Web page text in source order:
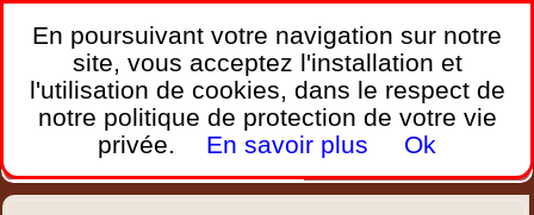
France Webcams,
Les webcams sur mobiles, portables et PC.
Home Bretagne Corse Plages Ports Montagnes
Trafic Chercher New
En poursuivant votre navigation sur notre
site, vous acceptez l'installation et
l'utilisation de cookies, dans le respect de
notre politique de protection de votre vie
privée.
En savoir plus Ok